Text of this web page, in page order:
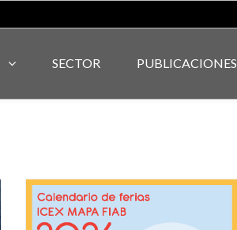
SECTOR PUBLICACIONES